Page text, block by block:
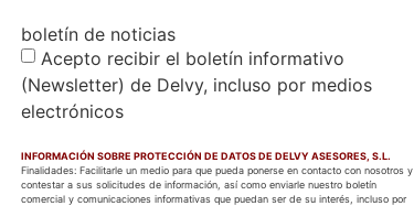
boletín de noticias
Acepto recibir el boletín informativo
(Newsletter) de Delvy, incluso por medios
electrónicos
INFORMACIÓN SOBRE PROTECCIÓN DE DATOS DE DELVY ASESORES, S.L.
Finalidades: Facilitarle un medio para que pueda ponerse en contacto con nosotros y
contestar a sus solicitudes de información, así como enviarle nuestro boletín
comercial y comunicaciones informativas que puedan ser de su interés, incluso por